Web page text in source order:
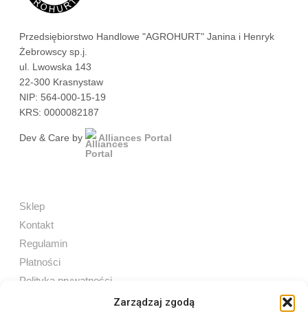
Zarządzaj zgodą
Przedsiębiorstwo Handlowe "AGROHURT" Janina i Henryk
Żebrowscy sp.j.
ul. Lwowska 143
22-300 Krasnystaw
NIP: 564-000-15-19
KRS: 0000082187
Dev & Care by Alliances Portal
Sklep
Kontakt
Regulamin
Płatności
Polityka prywatności